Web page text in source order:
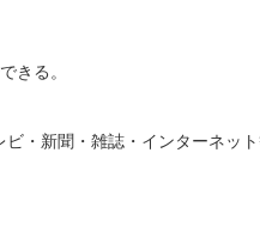
きる。
・新聞・雑誌・インターネッ